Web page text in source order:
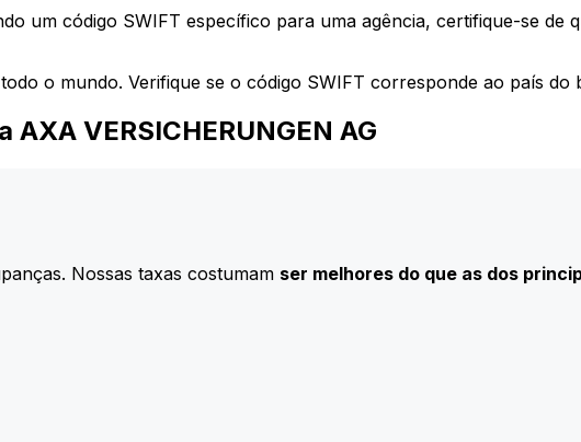
um código SWIFT específico para uma agência, certifique-se de
o mundo. Verifique se o código SWIFT corresponde ao país do
VERSICHERUNGEN AG
Nossas taxas costumam ser melhores do que as dos